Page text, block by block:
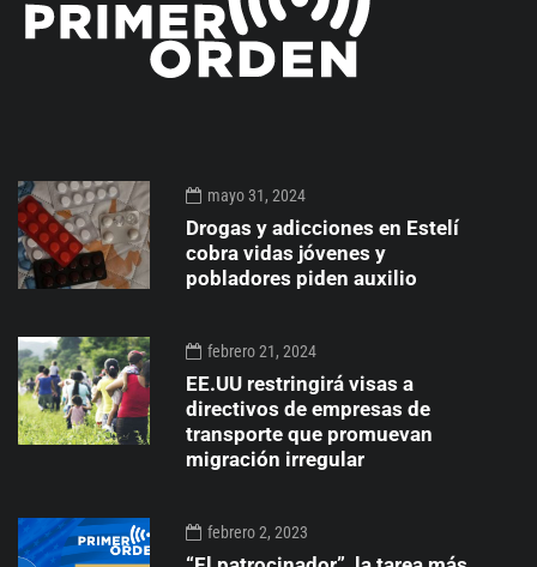
mayo 31, 2024
Drogas y adicciones en Estelí
cobra vidas jóvenes y
pobladores piden auxilio
febrero 21, 2024
EE.UU restringirá visas a
directivos de empresas de
transporte que promuevan
migración irregular
febrero 2, 2023